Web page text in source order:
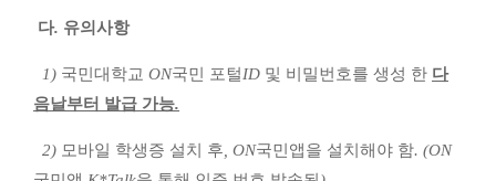
다. 유의사항
1) 국민대학교 ON국민 포털ID 및 비밀번호를 생성 한 다
음날부터 발급 가능.
2) 모바일 학생증 설치 후 , ON국민앱을 설치해야 함. (ON